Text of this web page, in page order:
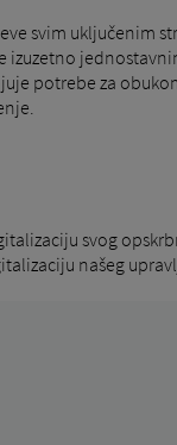
svim uključenim
izuzetno
potrebe za
svog
našeg